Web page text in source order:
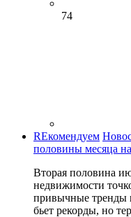
74
REкомендуем
половины месяца
Вторая половина
недвижимости
привычные тренды
бьет рекорды, но